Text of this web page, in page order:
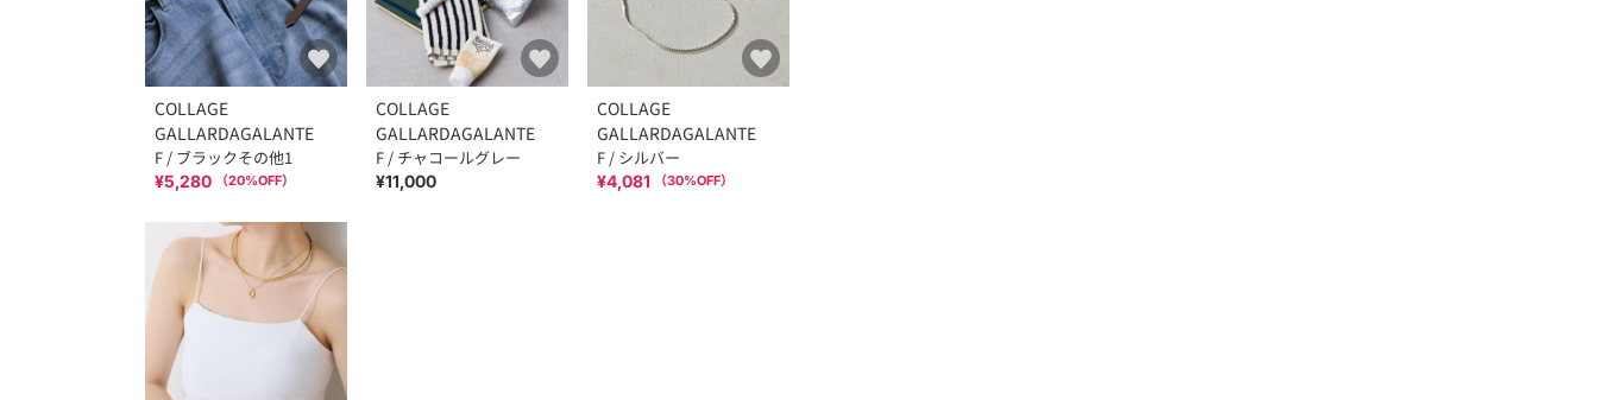
COLLAGE
GALLARDAGALANTE
F / ブラックその他1
¥5,280 （20%OFF）
COLLAGE
GALLARDAGALANTE
F / チャコールグレー
¥11,000
COLLAGE
GALLARDAGALANTE
F / シルバー
¥4,081 （30%OFF）